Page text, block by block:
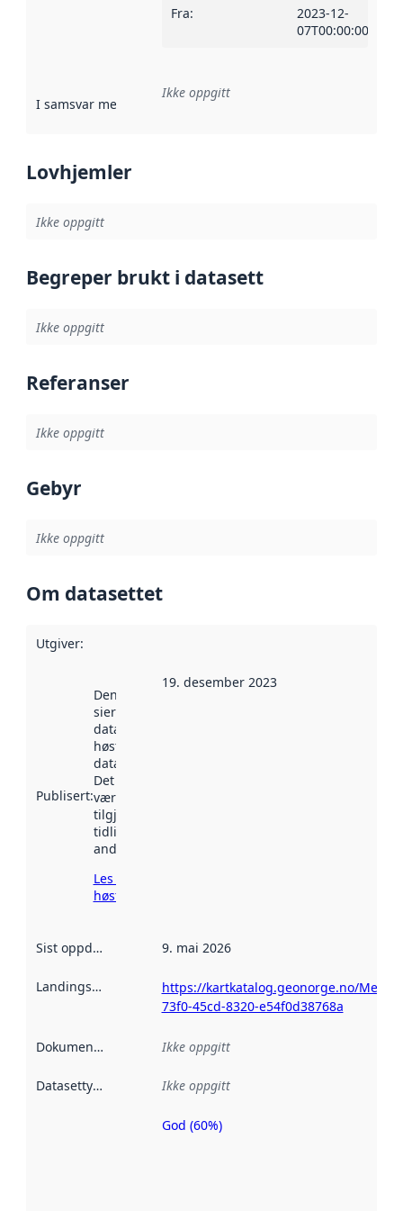
Fra:
2023-12-
07T00:00:00Z
I samsvar med Referanse til en implementasjonsregel
Ikke oppgitt
Lovhjemler
Ikke oppgitt
Begreper brukt i datasett
Ikke oppgitt
Referanser
Ikke oppgitt
Gebyr
Ikke oppgitt
Om datasettet
Utgiver:
Publisert:
Denne datoen
sier når
datasettet ble
høstet av
data.norge.no.
Det kan ha
vært
tilgjengelig
tidligere
andre steder.
Les mer om
høsting her
19. desember 2023
Sist oppdatert 9. mai 2026
Landingsside
https://kartkatalog.geonorge.no/
73f0-45cd-8320-e54f0d38768a
Dokumentasjon Ikke oppgitt
Datasettype Ikke oppgitt
Metadatakvalitet
God (60%)